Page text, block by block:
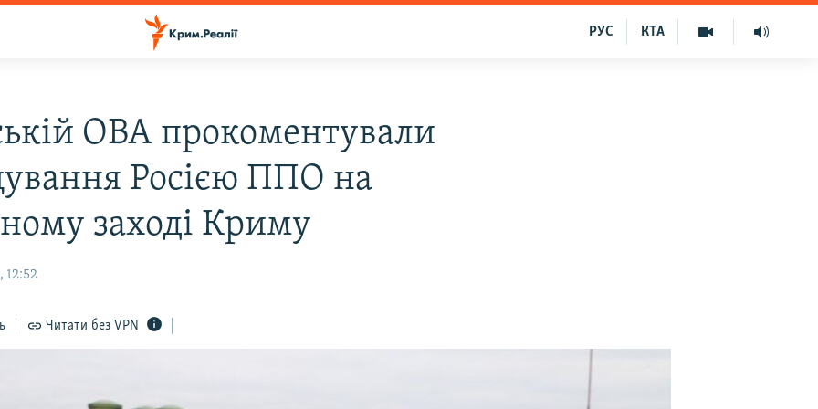
КТА
РУС
ОВА прокоментували
Росією ППО на
заході Криму
12:52
Читати без VPN